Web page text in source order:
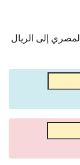
إلى الريال